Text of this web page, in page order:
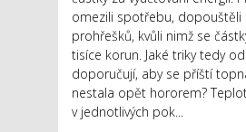
omezili spotřebu, dopouštěli
prohřešků, kvůli nimž se
tisíce korun. Jaké triky tedy
doporučují, aby se příští
nestala opět hororem?
v jednotlivých pok...